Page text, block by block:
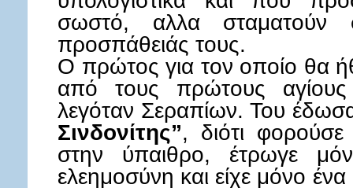
σωστό, αλλα σταματούν
προσπάθειάς τους.
Ο πρώτος για τον οποίο θα
από τους πρώτους
λεγόταν Σεραπίων. Του
Σινδονίτης”, διότι
στην ύπαιθρο, έτρωγε
ελεημοσύνη και είχε μόνο ένα